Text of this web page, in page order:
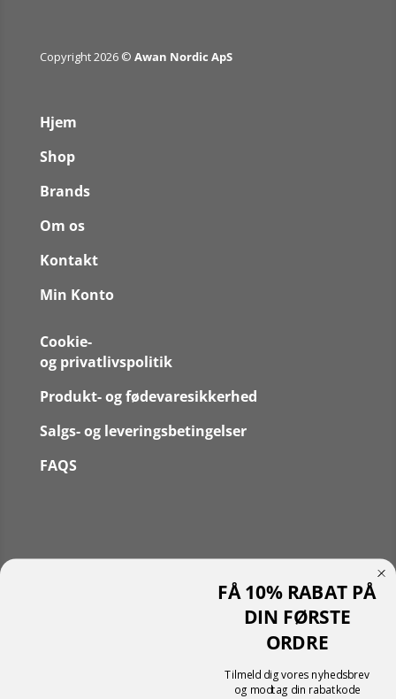
Copyright 2026 © Awan Nordic ApS
Hjem
Shop
Brands
Om os
Kontakt
Min Konto
Cookie-
og privatlivspolitik
Produkt- og fødevaresikkerhed
Salgs- og leveringsbetingelser
FAQS
Translate
FÅ 10% RABAT PÅ
DIN FØRSTE
ORDRE
Tilmeld dig vores nyhedsbrev
og modtag din rabatkode